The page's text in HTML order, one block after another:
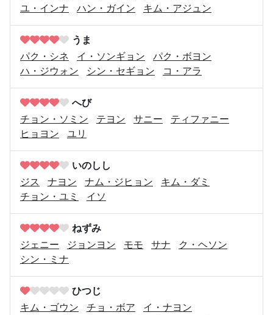
ユ・インナ
ハン・ガイン キム・アジュン
うま
パク・シネ
イ・ソンギョン
パク・ボヨン
ハ・ジウォン
シン・セギョン コ・アラ
へび
チョン・ソミン
テヨン サニー
ティファニー
ヒョヨン
ユリ
いのしし
ジス
ナヨン ナム・ジヒョン
キム・ダミ
チョン・ユミ
イソ
ねずみ
ジェニー
ジョンヨン モモ サナ
ク・ヘソン
シン・ミナ
ひつじ
キム・ゴウン
チョ・ボア
イ・ナヨン